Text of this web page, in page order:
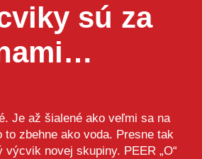
sú za
Je až šialené ako veľmi sa na
to zbehne ako voda. Presne tak
výcvik novej skupiny. PEER „O“